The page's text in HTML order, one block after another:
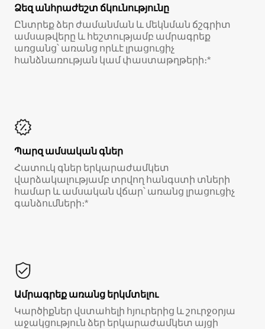
Ձեզ անհրաժեշտ ճկունությունը
Ընտրեք ձեր ժամանման և մեկնման ճշգրիտ
ամսաթվերը և հեշտությամբ ամրագրեք
առցանց՝ առանց որևէ լրացուցիչ
հանձնառության կամ փաստաթղթերի։*
Պարզ ամսական գներ
Հատուկ գներ երկարաժամկետ
վարձակալությամբ տրվող հանգստի տների
համար և ամսական վճար՝ առանց լրացուցիչ
գանձումների։*
Ամրագրեք առանց երկմտելու
Կարծիքներ վստահելի հյուրերից և շուրջօրյա
աջակցություն ձեր երկարաժամկետ այցի